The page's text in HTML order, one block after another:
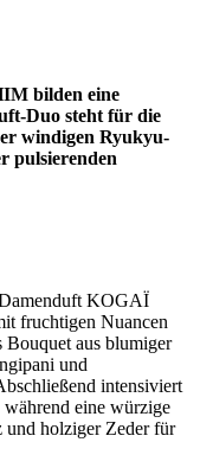
bilden eine
Duo steht für die
windigen Ryukyu-
pulsierenden
KOGAÏ
fruchtigen Nuancen
Bouquet aus blumiger
und
intensiviert
eine würzige
und holziger Zeder für